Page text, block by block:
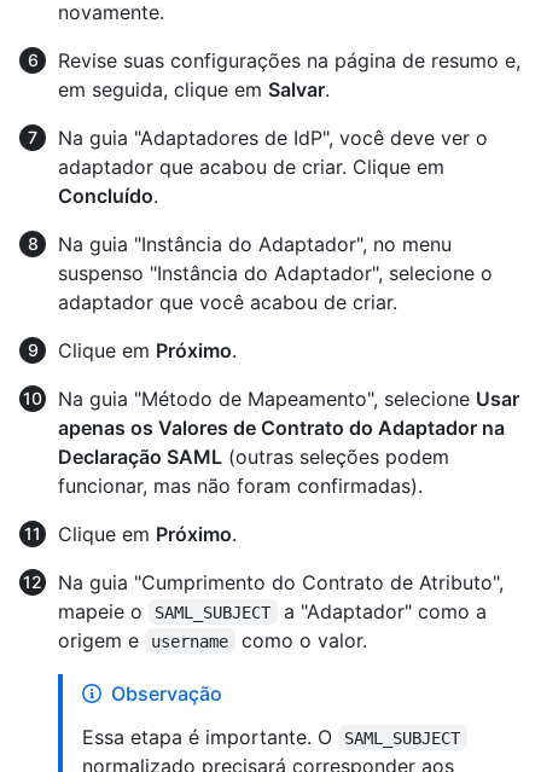
novamente.
Revise suas configurações na página de resumo e,
em seguida, clique em Salvar.
Na guia "Adaptadores de IdP", você deve ver o
adaptador que acabou de criar. Clique em
Concluído.
Na guia "Instância do Adaptador", no menu
suspenso "Instância do Adaptador", selecione o
adaptador que você acabou de criar.
Clique em Próximo.
Na guia "Método de Mapeamento", selecione Usar
apenas os Valores de Contrato do Adaptador na
Declaração SAML (outras seleções podem
funcionar, mas não foram confirmadas).
Clique em Próximo.
Na guia "Cumprimento do Contrato de Atributo",
mapeie o
SAML_SUBJECT
a "Adaptador" como a
origem e
username como o valor.
Observação
Essa etapa é importante. O
SAML_SUBJECT
normalizado precisará corresponder aos